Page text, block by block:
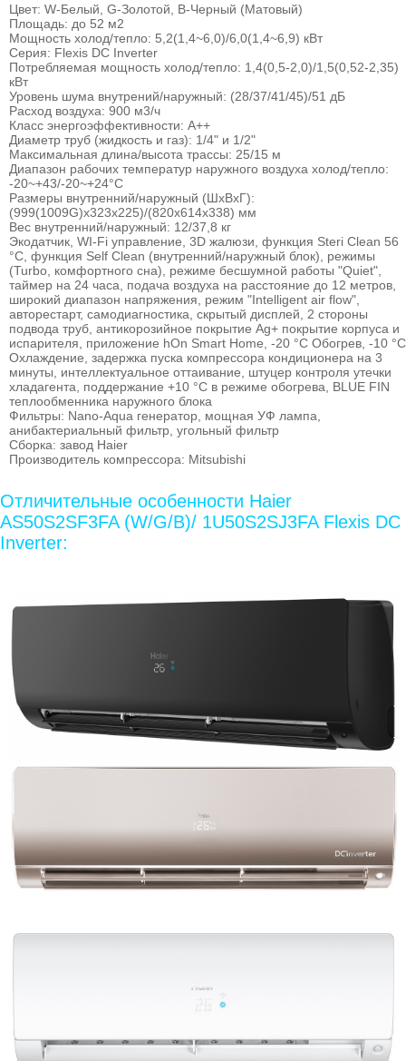
Цвет: W-Белый, G-Золотой, B-Черный (Матовый)
Площадь: до 52 м2
Мощность холод/тепло: 5,2(1,4~6,0)/6,0(1,4~6,9) кВт
Серия: Flexis DC Inverter
Потребляемая мощность холод/тепло: 1,4(0,5-2,0)/1,5(0,52-2,35)
кВт
Уровень шума внутрений/наружный: (28/37/41/45)/51 дБ
Расход воздуха: 900 м3/ч
Класс энергоэффективности: А++
Диаметр труб (жидкость и газ): 1/4" и 1/2"
Максимальная длина/высота трассы: 25/15 м
Диапазон рабочих температур наружного воздуха холод/тепло:
-20~+43/-20~+24°С
Размеры внутренний/наружный (ШхВхГ):
(999(1009G)х323х225)/(820х614х338) мм
Вес внутренний/наружный: 12/37,8 кг
Экодатчик, WI-Fi управление, 3D жалюзи, функция Steri Clean 56
°C, функция Self Clean (внутренний/наружный блок), режимы
(Turbo, комфортного сна), режиме бесшумной работы "Quiet",
таймер на 24 часа, подача воздуха на расстояние до 12 метров,
широкий диапазон напряжения, режим "Intelligent air flow",
авторестарт, самодиагностика, скрытый дисплей, 2 стороны
подвода труб, антикорозийное покрытие Ag+ покрытие корпуса и
испарителя, приложение hOn Smart Home, -20 °C Обогрев, -10 °C
Охлаждение, задержка пуска компрессора кондиционера на 3
минуты, интеллектуальное оттаивание, штуцер контроля утечки
хладагента, поддержание +10 °С в режиме обогрева, BLUE FIN
теплообменника наружного блока
Фильтры: Nano-Aqua генератор, мощная УФ лампа,
анибактериальный фильтр, угольный фильтр
Сборка: завод Haier
Производитель компрессора: Mitsubishi
Отличительные особенности Haier
AS50S2SF3FA (W/G/B)/ 1U50S2SJ3FA Flexis DC
Inverter: